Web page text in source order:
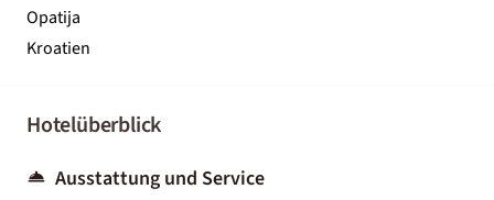
Opatija
Kroatien
Hotelüberblick
Ausstattung und Service